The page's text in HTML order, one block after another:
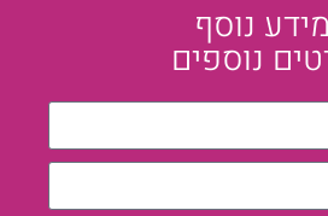
נוסף
נוספים